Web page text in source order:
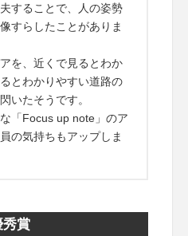
することで、人の姿勢
すらしたことがありま
を、近くで見るとわか
とわかりやすい道路の
いたそうです。
「Focus up note」のア
の気持ちもアップしま
秀賞